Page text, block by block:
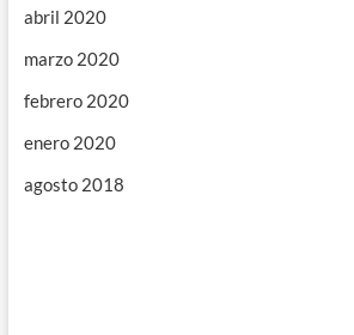
abril 2020
marzo 2020
febrero 2020
enero 2020
agosto 2018